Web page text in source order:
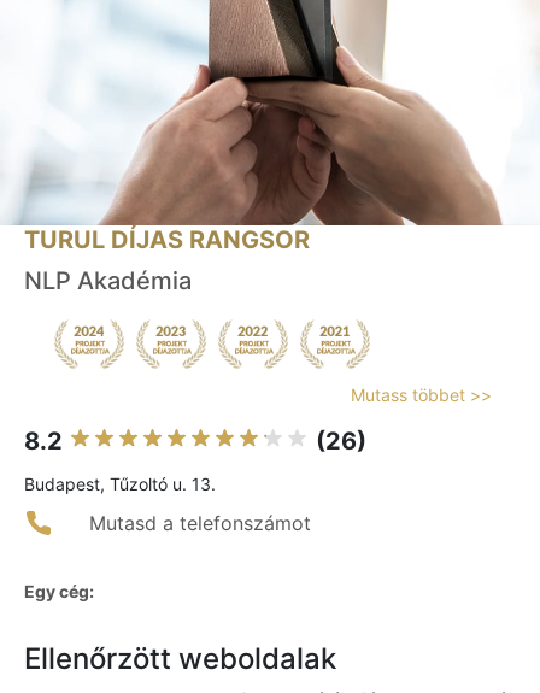
TURUL DÍJAS RANGSOR
NLP Akadémia
Mutass többet >>
8.2 (26)
Budapest, Tűzoltó u. 13.
Mutasd a telefonszámot
Egy cég:
Ellenőrzött weboldalak